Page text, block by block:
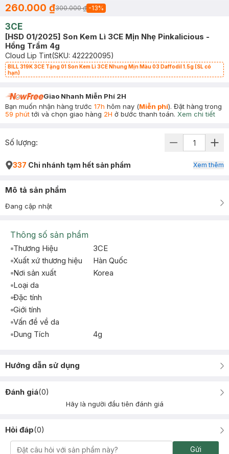
260.000 ₫300.000 ₫ -13%
3CE
[HSD 01/2025] Son Kem Lì 3CE Mịn Nhẹ Pinkalicious -
Hồng Trầm 4g
Cloud Lip Tint(SKU: 422220095)
BILL 319K 3CE Tặng 01 Son Kem Lì 3CE Nhung Mịn Màu 03 Daffodil 1.5g (SL có
hạn)
Giao Nhanh Miễn Phí 2H
Bạn muốn nhận hàng trước 17h hôm nay (Miễn phí). Đặt hàng trong
59 phúttới và chọn giao hàng 2H ở bước thanh toán. Xem chi tiết
Số lượng:
337 Chi nhánh tạm hết sản phẩm Xem thêm
Mô tả sản phẩm
Đang cập nhật
Thông số sản phẩm
Thương Hiệu
3CE
Xuất xứ thương hiệu
Hàn Quốc
Nơi sản xuất
Korea
Loại da
Đặc tính
Giới tính
Vấn đề về da
Dung Tích
4g
Hướng dẫn sử dụng
Đánh giá(0)
Hãy là người đầu tiên đánh giá
Hỏi đáp(0)
Gửi